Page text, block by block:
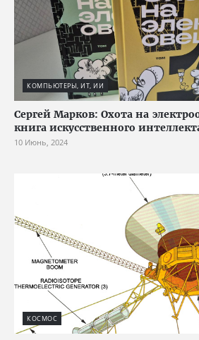
КОМПЬЮТЕРЫ, ИТ, ИИ
Сергей Марков: Охота на
книга искусственного
10 Июнь, 2024
КОСМОС